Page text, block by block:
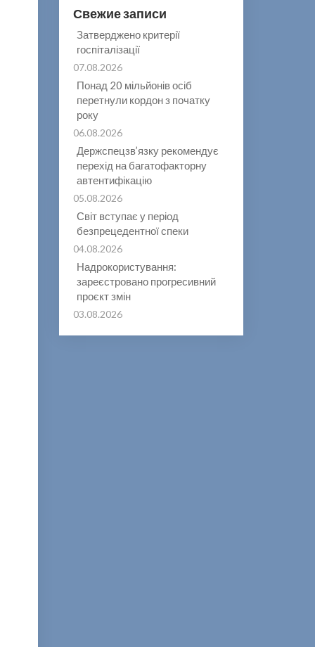
Свежие записи
Затверджено критерії
госпіталізації
07.08.2026
Понад 20 мільйонів осіб
перетнули кордон з початку
року
06.08.2026
Держспецзв’язку рекомендує
перехід на багатофакторну
автентифікацію
05.08.2026
Світ вступає у період
безпрецедентної спеки
04.08.2026
Надрокористування:
зареєстровано прогресивний
проєкт змін
03.08.2026